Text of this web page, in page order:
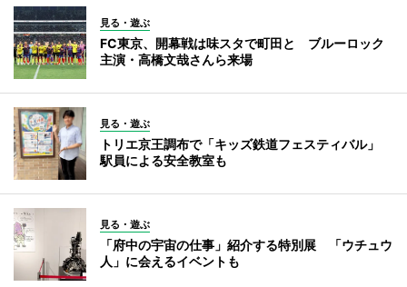
見る・遊ぶ
FC東京、開幕戦は味スタで町田と ブルーロック
主演・高橋文哉さんら来場
見る・遊ぶ
トリエ京王調布で「キッズ鉄道フェスティバル」
駅員による安全教室も
見る・遊ぶ
「府中の宇宙の仕事」紹介する特別展 「ウチュウ
人」に会えるイベントも